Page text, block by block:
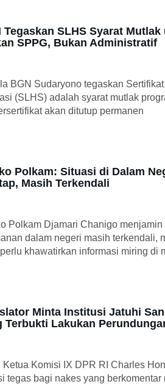
Tegaskan SLHS Syarat Mutlak
SPPG, Bukan Administratif
BGN Sudaryono tegaskan
(SLHS) adalah syarat mutlak
akan ditutup permanen
Polkam: Situasi di Dalam
Masih Terkendali
Polkam Djamari Chanigo menjamin
dalam negeri masih terkendali,
khawatirkan informasi miring di
Minta Institusi Jatuhi
Terbukti Lakukan
Ketua Komisi IX DPR RI Charles
tegas bagi nakes yang berkomentar